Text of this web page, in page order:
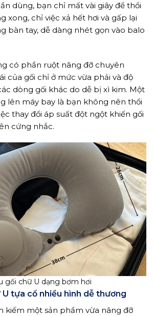
dùng, bạn chỉ mất vài giây để thổi
xong, chỉ việc xả hết hơi và gấp lại
bàn tay, dễ dàng nhét gọn vào balo
có phần ruột nâng đỡ chuyên
của gối chỉ ở mức vừa phải và độ
dòng gối khác do dễ bị xì kim. Một
lên máy bay là bạn không nên thổi
thay đổi áp suất đột ngột khiến gối
cứng nhắc.
gối chữ U dạng bơm hơi
U tựa cổ nhiều hình dễ thương
kiếm một sản phẩm vừa nâng đỡ